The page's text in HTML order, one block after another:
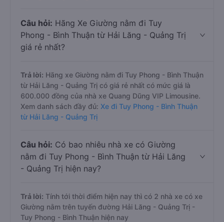
Câu hỏi: Hãng Xe Giường nằm đi Tuy
Phong - Bình Thuận từ Hải Lăng - Quảng Trị
giá rẻ nhất?
Trả lời: Hãng xe Giường nằm đi Tuy Phong - Bình Thuận
từ Hải Lăng - Quảng Trị có giá rẻ nhất có mức giá là
600.000 đồng của nhà xe Quang Dũng VIP Limousine.
Xem danh sách đầy đủ: Xe đi Tuy Phong - Bình Thuận
từ Hải Lăng - Quảng Trị
Câu hỏi: Có bao nhiêu nhà xe có Giường
nằm đi Tuy Phong - Bình Thuận từ Hải Lăng
- Quảng Trị hiện nay?
Trả lời: Tính tới thời điểm hiện nay thì có 2 nhà xe có xe
Giường nằm trên tuyến đường Hải Lăng - Quảng Trị -
Tuy Phong - Bình Thuận hiện nay